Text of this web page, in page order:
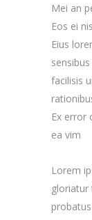
Mei an
Eos ei
Eius
facilisis
Ex error
ea vim
Lorem
gloriatur